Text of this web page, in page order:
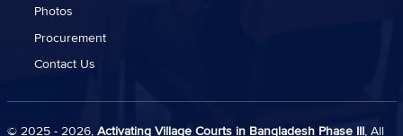
Photos
Procurement
Contact Us
© 2025 - 2026, Activating Village Courts in Bangladesh Phase III, All